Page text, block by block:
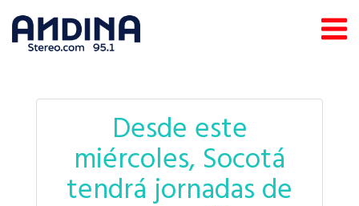
Desde este
miércoles, Socotá
tendrá jornadas de